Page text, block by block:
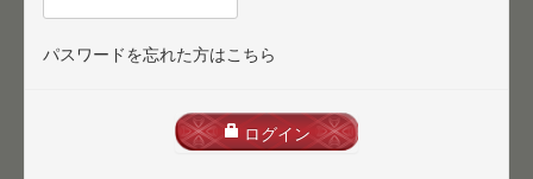
パスワードを忘れた方はこちら
ログイン